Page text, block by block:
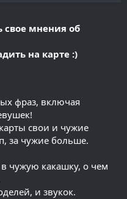
свое мнения об
на карте :)
фраз, включая
свои и чужие
за чужие больше.
чужую какашку, о чем
и звукок.